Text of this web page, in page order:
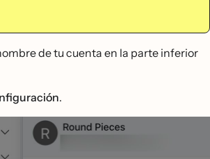
de tu cuenta en la parte inferior
.